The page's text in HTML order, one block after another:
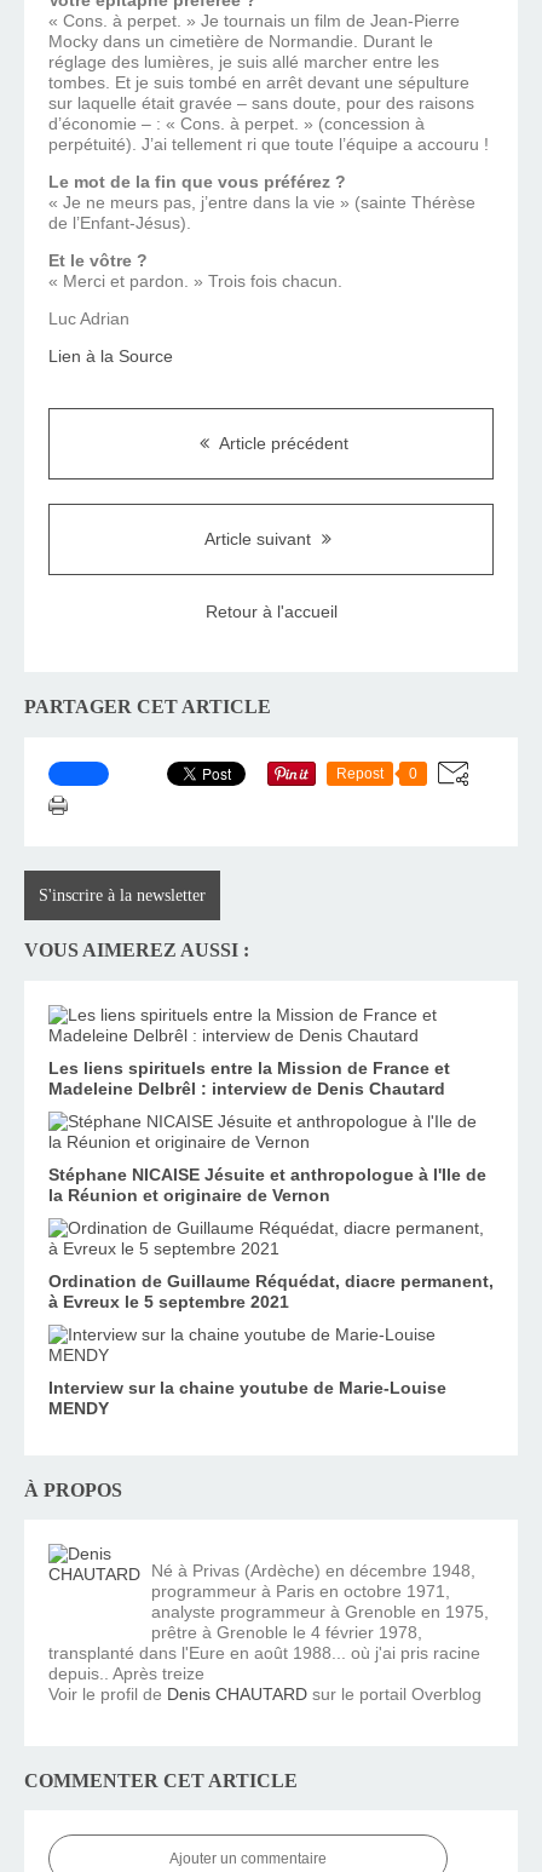
« Cons. à perpet. » Je tournais un film de Jean-Pierre
Mocky dans un cimetière de Normandie. Durant le
réglage des lumières, je suis allé marcher entre les
tombes. Et je suis tombé en arrêt devant une sépulture
sur laquelle était gravée – sans doute, pour des raisons
d’économie – : « Cons. à perpet. » (concession à
perpétuité). J’ai tellement ri que toute l’équipe a accouru !
Le mot de la fin que vous préférez ?
« Je ne meurs pas, j’entre dans la vie » (sainte Thérèse
de l’Enfant-Jésus).
Et le vôtre ?
« Merci et pardon. » Trois fois chacun.
Luc Adrian
Lien à la Source
Article précédent
Article suivant
Retour à l'accueil
PARTAGER CET ARTICLE
Repost 0
S'inscrire à la newsletter
VOUS AIMEREZ AUSSI :
Les liens spirituels entre la Mission de France et
Madeleine Delbrêl : interview de Denis Chautard
Stéphane NICAISE Jésuite et anthropologue à l'Ile de
la Réunion et originaire de Vernon
Ordination de Guillaume Réquédat, diacre permanent,
à Evreux le 5 septembre 2021
Interview sur la chaine youtube de Marie-Louise
MENDY
À PROPOS
Né à Privas (Ardèche) en décembre 1948,
programmeur à Paris en octobre 1971,
analyste programmeur à Grenoble en 1975,
prêtre à Grenoble le 4 février 1978,
transplanté dans l'Eure en août 1988... où j'ai pris racine
depuis.. Après treize
Voir le profil de Denis CHAUTARD sur le portail Overblog
COMMENTER CET ARTICLE
Ajouter un commentaire